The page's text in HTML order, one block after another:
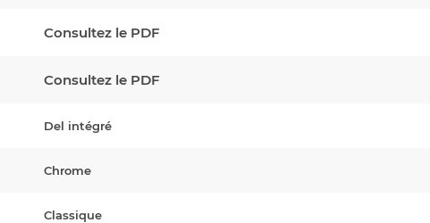
Consultez le PDF
Consultez le PDF
Del intégré
Chrome
Classique